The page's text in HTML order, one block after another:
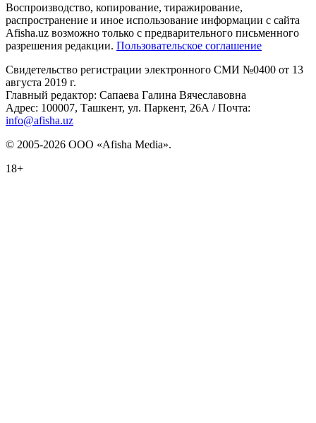
Воспроизводство, копирование, тиражирование,
распространение и иное использование информации с сайта
Afisha.uz возможно только с предварительного письменного
разрешения редакции. Пользовательское соглашение
Свидетельство регистрации электронного СМИ №0400 от 13
августа 2019 г.
Главный редактор: Сапаева Галина Вячеславовна
Адрес: 100007, Ташкент, ул. Паркент, 26А / Почта:
info@afisha.uz
© 2005-2026 ООО «Afisha Media».
18+